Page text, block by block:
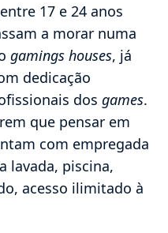
17 e 24 anos
a morar numa
gamings houses, já
dedicação
dosgames.
que pensar em
com empregada
lavada, piscina,
acesso ilimitado à